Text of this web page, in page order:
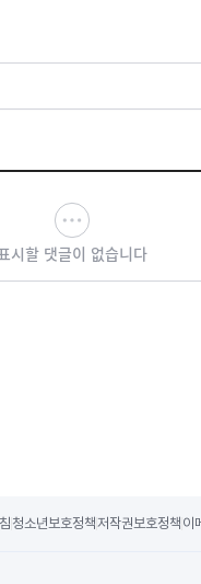
시할 댓글이 없습니다
청소년보호정책저작권보호정책 이